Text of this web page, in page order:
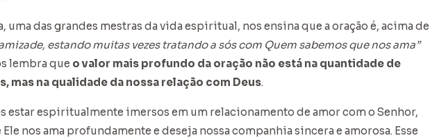
uma das grandes mestras da vida espiritual, nos ensina que a oração é, acima de
estando muitas vezes tratando a sós com Quem sabemos que nos ama”
lembra que o valor mais profundo da oração não está na quantidade de
mas na qualidade da nossa relação com Deus.
estar espiritualmente imersos em um relacionamento de amor com o Senhor,
nos ama profundamente e deseja nossa companhia sincera e amorosa. Esse